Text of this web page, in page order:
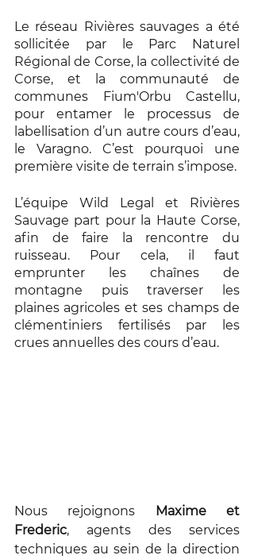
Le réseau Rivières sauvages a été
sollicitée par le Parc Naturel
Régional de Corse, la collectivité de
Corse, et la communauté de
communes Fium'Orbu Castellu,
pour entamer le processus de
labellisation d’un autre cours d’eau,
le Varagno. C’est pourquoi une
première visite de terrain s’impose.
L’équipe Wild Legal et Rivières
Sauvage part pour la Haute Corse,
afin de faire la rencontre du
ruisseau. Pour cela, il faut
emprunter les chaînes de
montagne puis traverser les
plaines agricoles et ses champs de
clémentiniers fertilisés par les
crues annuelles des cours d’eau.
Nous rejoignons
Maxime et
Frederic, agents des services
techniques au sein de la direction